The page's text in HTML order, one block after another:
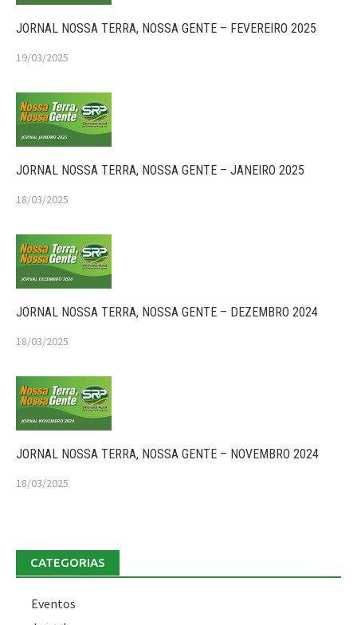
JORNAL NOSSA TERRA, NOSSA GENTE – FEVEREIRO 2025
19/03/2025
JORNAL NOSSA TERRA, NOSSA GENTE – JANEIRO 2025
18/03/2025
JORNAL NOSSA TERRA, NOSSA GENTE – DEZEMBRO 2024
18/03/2025
JORNAL NOSSA TERRA, NOSSA GENTE – NOVEMBRO 2024
18/03/2025
CATEGORIAS
Eventos